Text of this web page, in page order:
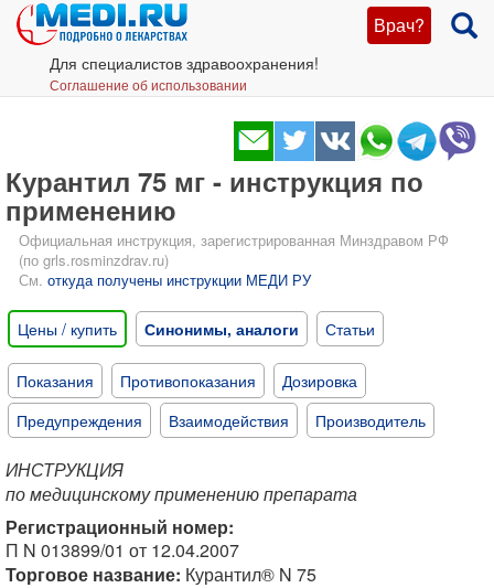
Врач?
Для специалистов здравоохранения!
Соглашение об использовании
Курантил 75 мг - инструкция по
применению
Официальная инструкция, зарегистрированная Минздравом РФ
(по grls.rosminzdrav.ru)
См. откуда получены инструкции МЕДИ РУ
Цены / купить Синонимы, аналоги Статьи
Показания Противопоказания
Дозировка
Предупреждения
Взаимодействия Производитель
ИНСТРУКЦИЯ
по медицинскому применению препарата
Регистрационный номер:
П N 013899/01 от 12.04.2007
Торговое название: Курантил® N 75